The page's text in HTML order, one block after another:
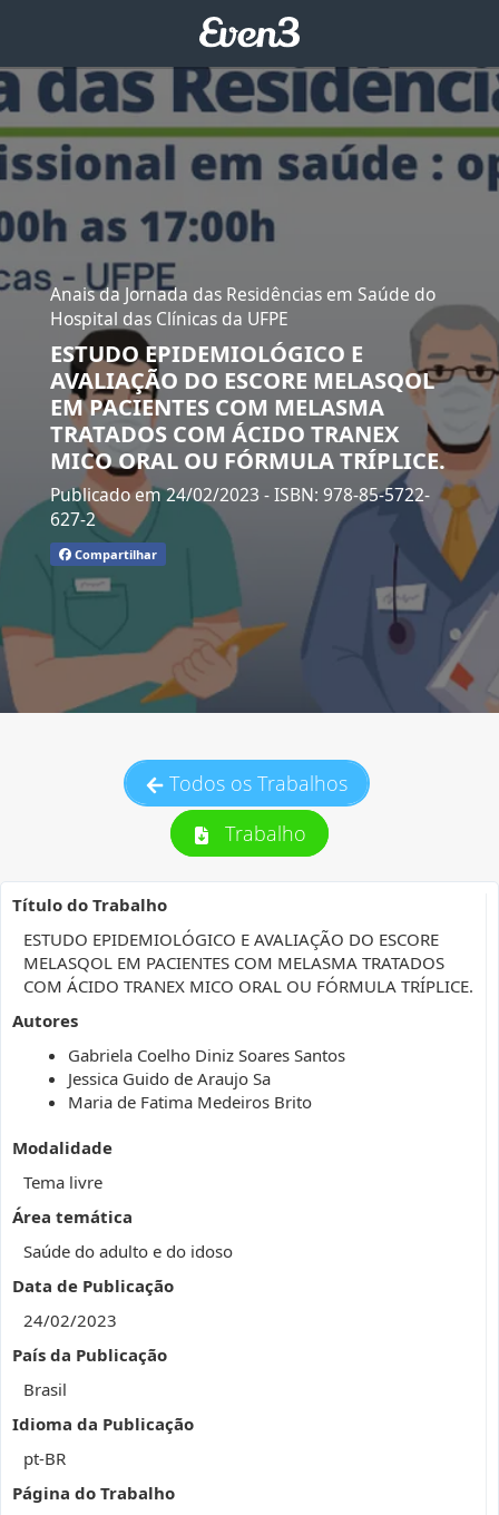
Anais da Jornada das Residências em Saúde do
Hospital das Clínicas da UFPE
ESTUDO EPIDEMIOLÓGICO E
AVALIAÇÃO DO ESCORE MELASQOL
EM PACIENTES COM MELASMA
TRATADOS COM ÁCIDO TRANEX
MICO ORAL OU FÓRMULA TRÍPLICE.
Publicado em 24/02/2023 - ISBN: 978-85-5722-
627-2
Compartilhar
Todos os Trabalhos
Trabalho
Título do Trabalho
ESTUDO EPIDEMIOLÓGICO E AVALIAÇÃO DO ESCORE
MELASQOL EM PACIENTES COM MELASMA TRATADOS
COM ÁCIDO TRANEX MICO ORAL OU FÓRMULA TRÍPLICE.
Autores
Gabriela Coelho Diniz Soares Santos
Jessica Guido de Araujo Sa
Maria de Fatima Medeiros Brito
Modalidade
Tema livre
Área temática
Saúde do adulto e do idoso
Data de Publicação
24/02/2023
País da Publicação
Brasil
Idioma da Publicação
pt-BR
Página do Trabalho